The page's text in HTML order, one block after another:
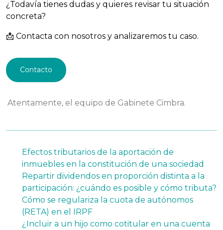
¿Todavía tienes dudas y quieres revisar tu situación
concreta?
📩 Contacta con nosotros y analizaremos tu caso.
Contacto
Atentamente, el equipo de Gabinete Cimbra.
Efectos tributarios de la aportación de
inmuebles en la constitución de una sociedad
Repartir dividendos en proporción distinta a la
participación: ¿cuándo es posible y cómo tributa?
Cómo se regulariza la cuota de autónomos
(RETA) en el IRPF
¿Incluir a un hijo como cotitular en una cuenta